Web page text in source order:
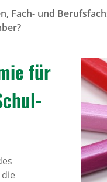
Fach- und
für